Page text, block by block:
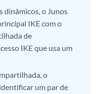
dinâmicos, o Junos
IKE com o
de
IKE que usa um
o
um par de